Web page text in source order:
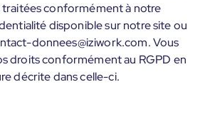
conformément à notre
disponible sur notre site ou
donnees@iziwork.com. Vous
droits conformément au RGPD en
décrite dans celle-ci.